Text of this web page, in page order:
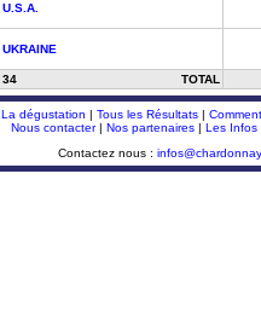
U.S.A.
UKRAINE
34 TOTAL
La dégustation | Tous les Résultats|
Nous contacter| Nos partenaires| Les Infos
Contactez nous :